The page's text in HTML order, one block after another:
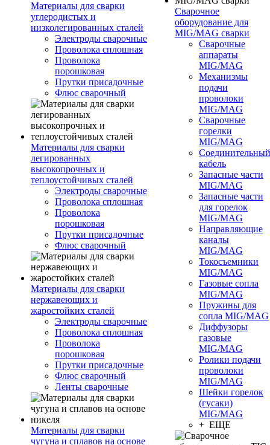
Материалы для сварки
углеродистых и
низколегированных сталей
Электроды сварочные
Проволока сплошная
Проволока
порошковая
Прутки присадочные
Флюс сварочный
Материалы для сварки
легированных
высокопрочных и
теплоустойчивых сталей
Электроды сварочные
Проволока сплошная
Проволока
порошковая
Прутки присадочные
Флюс сварочный
Материалы для сварки
нержавеющих и
жаростойких сталей
Электроды сварочные
Проволока сплошная
Проволока
порошковая
Прутки присадочные
Флюс сварочный
Ленты сварочные
Материалы для сварки
чугуна и сплавов на основе
Сварочное
оборудование для
MIG/MAG сварки
Сварочные
аппараты
MIG/MAG
Механизмы
подачи
проволоки
MIG/MAG
Сварочные
горелки
MIG/MAG
Соединительный
кабель
Запасные части
MIG/MAG
Запасные части
для горелок
MIG/MAG
Направляющие
каналы
MIG/MAG
Токосъемники
MIG/MAG
Газовые сопла
MIG/MAG
Пружины для
сопла MIG/MAG
Диффузоры
газовые
MIG/MAG
Ролики подачи
проволоки
MIG/MAG
Шейки горелок
(гусаки)
MIG/MAG
+ ЕЩЕ